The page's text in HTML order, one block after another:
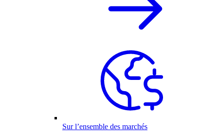
Sur l’ensemble des marchés